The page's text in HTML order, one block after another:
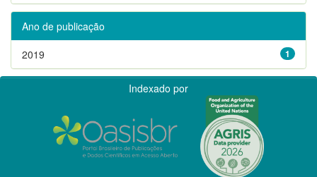
Ano de publicação
1
2019
Indexado por